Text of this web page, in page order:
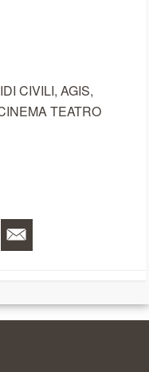
CIVILI, AGIS,
TEATRO